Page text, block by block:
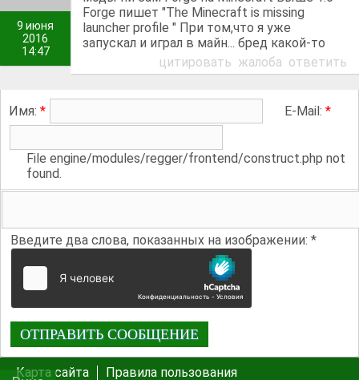
9 июня
2016
14:47
Forge пишет "The Minecraft is missing
launcher profile " При том,что я уже
запускал и играл в майн... бред какой-то
цитировать жалоба ответить
Имя: * E-Mail: *
File engine/modules/regger/frontend/construct.php not
found.
Введите два слова, показанных на изображении: *
Карта сайта Правила пользования